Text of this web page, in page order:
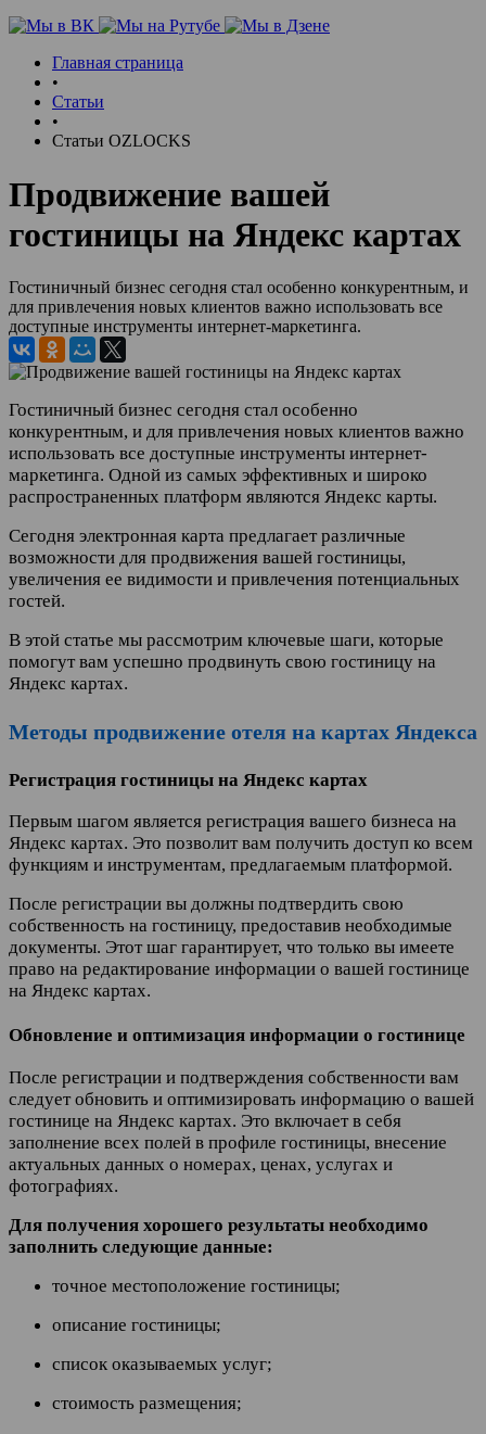
Главная страница
•
Статьи
•
Статьи OZLOCKS
Продвижение вашей
гостиницы на Яндекс картах
Гостиничный бизнес сегодня стал особенно конкурентным, и
для привлечения новых клиентов важно использовать все
доступные инструменты интернет-маркетинга.
Гостиничный бизнес сегодня стал особенно
конкурентным, и для привлечения новых клиентов важно
использовать все доступные инструменты интернет-
маркетинга. Одной из самых эффективных и широко
распространенных платформ являются Яндекс карты.
Сегодня электронная карта предлагает различные
возможности для продвижения вашей гостиницы,
увеличения ее видимости и привлечения потенциальных
гостей.
В этой статье мы рассмотрим ключевые шаги, которые
помогут вам успешно продвинуть свою гостиницу на
Яндекс картах.
Методы продвижение отеля на картах Яндекса
Регистрация гостиницы на Яндекс картах
Первым шагом является регистрация вашего бизнеса на
Яндекс картах. Это позволит вам получить доступ ко всем
функциям и инструментам, предлагаемым платформой.
После регистрации вы должны подтвердить свою
собственность на гостиницу, предоставив необходимые
документы. Этот шаг гарантирует, что только вы имеете
право на редактирование информации о вашей гостинице
на Яндекс картах.
Обновление и оптимизация информации о гостинице
После регистрации и подтверждения собственности вам
следует обновить и оптимизировать информацию о вашей
гостинице на Яндекс картах. Это включает в себя
заполнение всех полей в профиле гостиницы, внесение
актуальных данных о номерах, ценах, услугах и
фотографиях.
Для получения хорошего результаты необходимо
заполнить следующие данные:
точное местоположение гостиницы;
описание гостиницы;
список оказываемых услуг;
стоимость размещения;